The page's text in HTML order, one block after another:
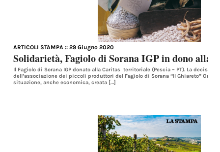
ARTICOLI STAMPA :: 29 Giugno 2020
Solidarietà, Fagiolo di Sorana IGP in dono alla
Il Fagiolo di Sorana IGP donato alla Caritas territoriale (Pescia – PT). La
dell’associazione dei piccoli produttori del Fagiolo di Sorana “Il Ghiareto”
situazione, anche economica, creata […]